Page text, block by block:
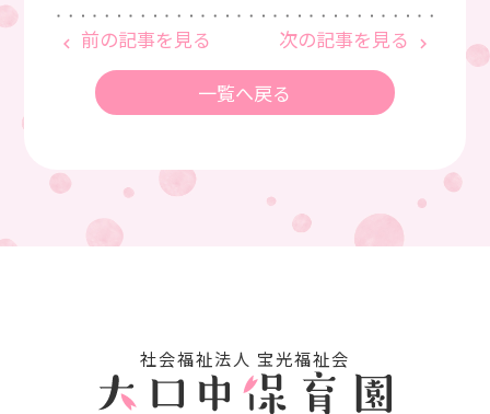
keyboard_arrow_left 前の記事を見る 次の記事を見る keyboard_arrow_right
一覧へ戻る
社会福祉法⼈ 宝光福祉会